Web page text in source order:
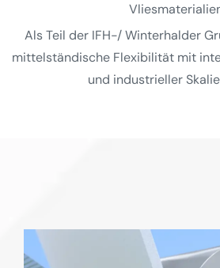
Als Teil der IFH-/ Winterhalder
mittelständische Flexibilität mit
und industrieller